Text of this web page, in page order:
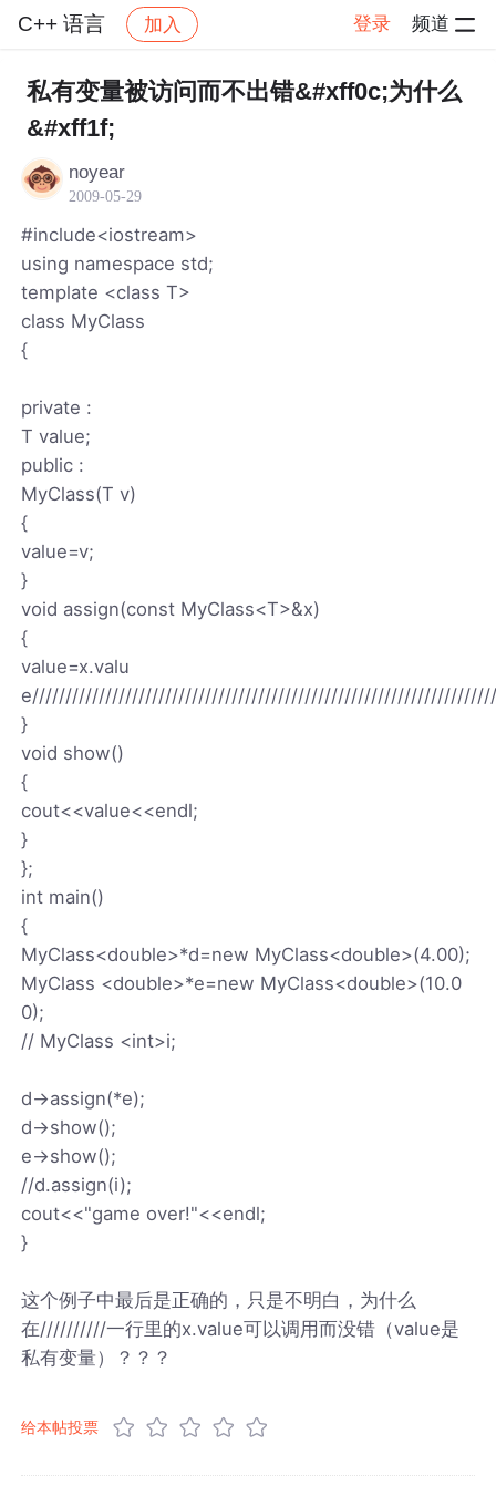
C++ 语言 加入 登录 频道
社区 C++ 语言 帖子详情
私有变量被访问而不出错&#xff0c;为什么
&#xff1f;
noyear
2009-05-29
#include<iostream>
using namespace std;
template <class T>
class MyClass
{
private :
T value;
public :
MyClass(T v)
{
value=v;
}
void assign(const MyClass<T>&x)
{
value=x.valu
}
void show()
{
cout<<value<<endl;
}
};
int main()
{
MyClass<double>*d=new MyClass<double>(4.00);
MyClass <double>*e=new MyClass<double>(10.0
0);
// MyClass <int>i;
d->assign(*e);
d->show();
e->show();
//d.assign(i);
cout<<"game over!"<<endl;
}
这个例子中最后是正确的，只是不明白，为什么
在//////////一行里的x.value可以调用而没错（value是
私有变量）？？？
给本帖投票